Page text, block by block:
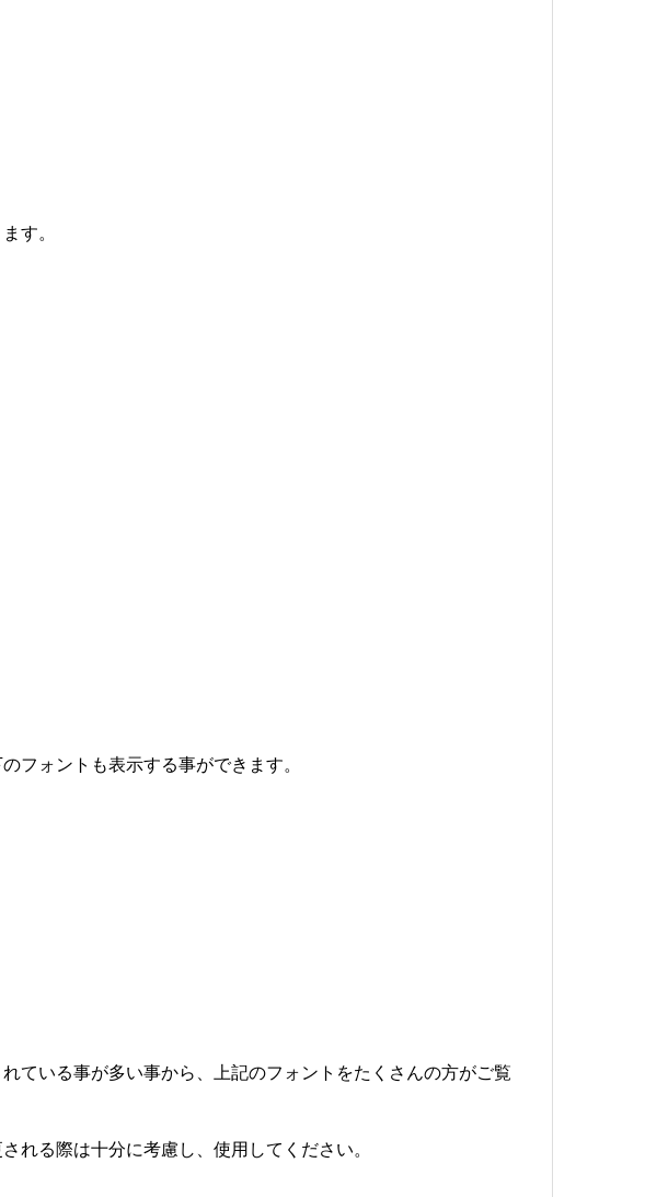
す。
フォントも表示する事ができます。
ている事が多い事から、上記のフォントをたくさんの方がご覧
れる際は十分に考慮し、使用してください。